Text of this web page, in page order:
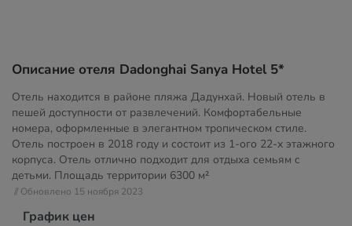
Описание отеля Dadonghai Sanya Hotel 5*
Отель находится в районе пляжа Дадунхай. Новый отель в
пешей доступности от развлечений. Комфортабельные
номера, оформленные в элегантном тропическом стиле.
Отель построен в 2018 году и состоит из 1-ого 22-х этажного
корпуса. Отель отлично подходит для отдыха семьям с
детьми. Площадь территории 6300 м²
// Обновлено 15 ноября 2023
График цен